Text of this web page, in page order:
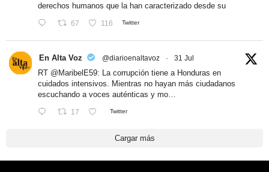
derechos humanos que la han caracterizado desde su
67 116 Twitter
En Alta Voz @diarioenaltavoz · 31 Jul
RT @MaribelE59: La corrupción tiene a Honduras en
cuidados intensivos. Mientras no hayan más ciudadanos
escuchando a voces auténticas y mo…
17 Twitter
Cargar más